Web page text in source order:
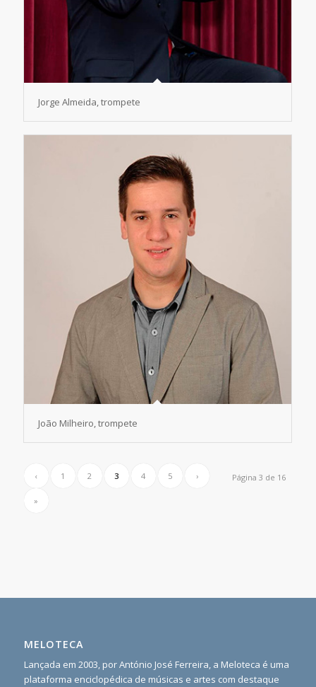
Jorge Almeida, trompete
João Milheiro, trompete
Página 3 de 16
‹ 1 2 3 4 5 ›
»
MELOTECA
Lançada em 2003, por António José Ferreira, a Meloteca é uma
plataforma enciclopédica de músicas e artes com destaque